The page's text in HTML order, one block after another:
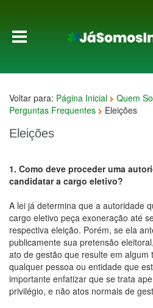
Voltar para: Página Inicial Quem
Perguntas Frequentes
Eleições
Eleições
1. Como deve proceder uma
candidatar a cargo eletivo?
A lei já determina que a autoridade
cargo eletivo peça exoneração até
respectiva eleição. Porém, se ela
publicamente sua pretensão
ato de gestão que resulte em algum
qualquer pessoa ou entidade que
importante enfatizar que se trata
privilégio, e não atos normais de